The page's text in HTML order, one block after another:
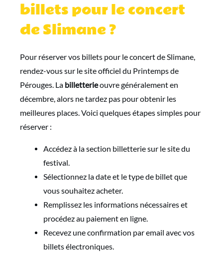
billets pour le concert
de Slimane ?
Pour réserver vos billets pour le concert de Slimane,
rendez-vous sur le site officiel du Printemps de
Pérouges. La billetterieouvre généralement en
décembre, alors ne tardez pas pour obtenir les
meilleures places. Voici quelques étapes simples pour
réserver :
Accédez à la section billetterie sur le site du
festival.
Sélectionnez la date et le type de billet que
vous souhaitez acheter.
Remplissez les informations nécessaires et
procédez au paiement en ligne.
Recevez une confirmation par email avec vos
billets électroniques.